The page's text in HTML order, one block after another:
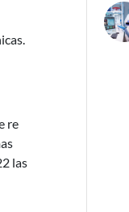
re
las